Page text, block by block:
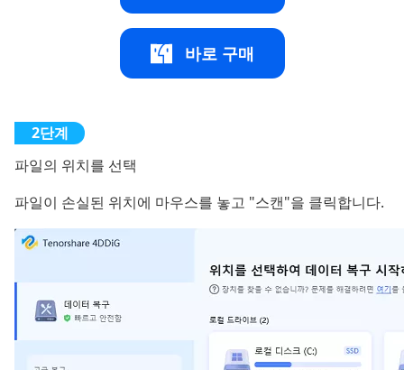
바로 구매
파일의 위치를 선택
파일이 손실된 위치에 마우스를 놓고 "스캔"을 클릭합니다.